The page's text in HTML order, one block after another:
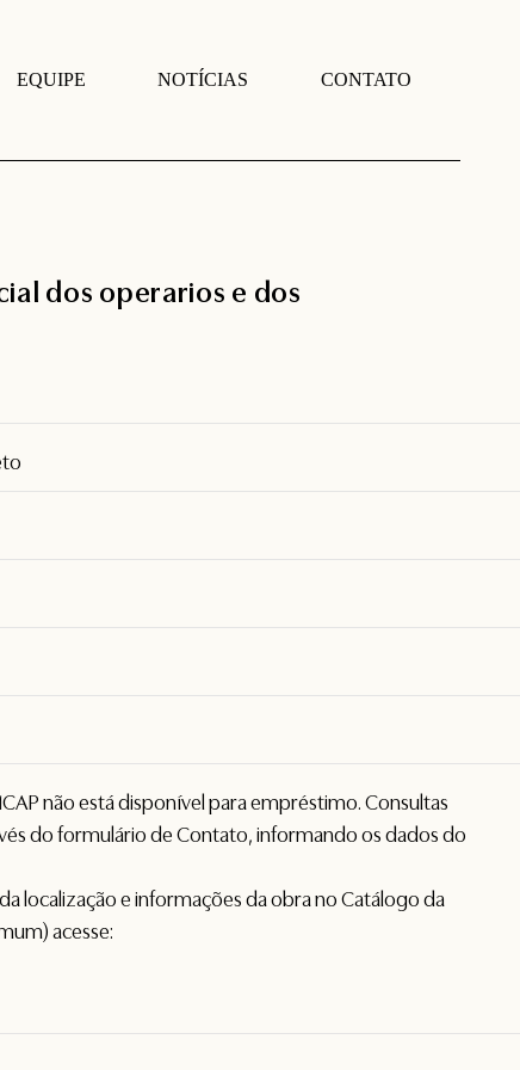
EQUIPE NOTÍCIAS CONTATO
dos operarios e dos
não está disponível para empréstimo. Consultas
do formulário deContato, informando os dados do
localização e informações da obra no Catálogo da
acesse: